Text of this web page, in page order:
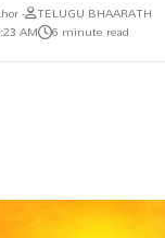
TELUGU BHAARATH
AM 6 minute read